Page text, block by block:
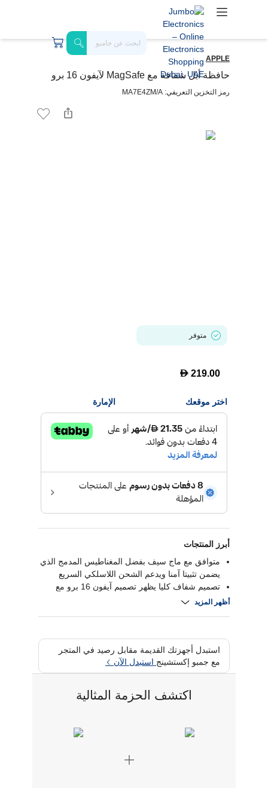
APPLE
حافظة أبل شفافة مع MagSafe لآيفون 16 برو
رمز التخزين التعريفي: MA7E4ZM/A
متوفر
D 219.00
اختر موقعك الإمارة
أبرز المنتجات
متوافق مع ماج سيف بفضل المغناطيس المدمج الذي
يضمن تثبيتا آمنا ويدعم الشحن اللاسلكي السريع
تصميم شفاف كليا يظهر تصميم آيفون 16 برو مع
توفير حماية متينة
والخدوش والاستخدام اليومي
تصميم نحيف وأنيق مع فتحات دقيقة لسهولة الوصول
إلى جميع الأزرار والمنافذ والكاميرا
أظهر المزيد
استبدل أجهزتك القديمة مقابل رصيد في المتجر
مع جمبو إكستشينج استبدل الآن
اكتشف الحزمة المثالية